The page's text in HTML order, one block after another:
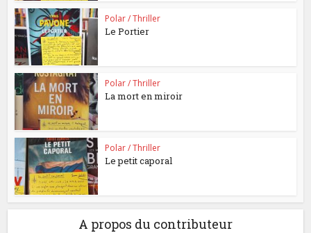
Polar / Thriller
Le Portier
Polar / Thriller
La mort en miroir
Polar / Thriller
Le petit caporal
A propos du contributeur